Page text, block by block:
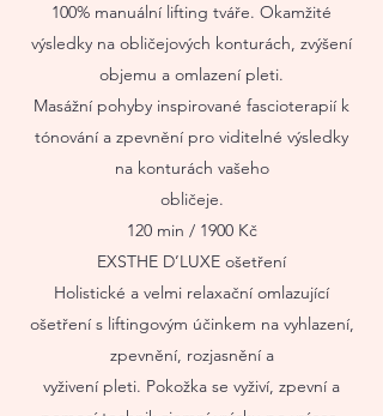
100% manuální lifting tváře. Okamžité
výsledky na obličejových konturách, zvýšení
objemu a omlazení pleti.
Masážní pohyby inspirované fascioterapií k
tónování a zpevnění pro viditelné výsledky
na konturách vašeho
obličeje.
120 min / 1900 Kč
EXSTHE D’LUXE ošetření
Holistické a velmi relaxační omlazující
ošetření s liftingovým účinkem na vyhlazení,
zpevnění, rozjasnění a
vyživení pleti. Pokožka se vyživí, zpevní a